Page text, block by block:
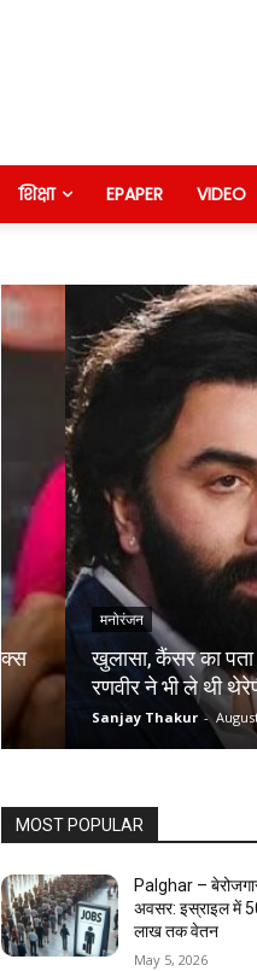
शिक्षा EPAPER VIDEO
खुलासा, कैंसर का पता चलने
रणवीर ने भी ले थी थेरेपी
Sanjay Thakur - August 5, 2024
MOST POPULAR
Palghar –
अवसर: इस्राइल में
लाख तक वेतन
May 5, 2026